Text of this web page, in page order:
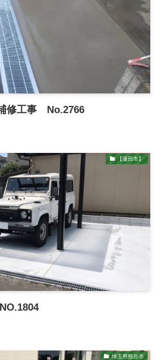
修工事 No.2766
【蓮田市】
埼玉県熊谷市